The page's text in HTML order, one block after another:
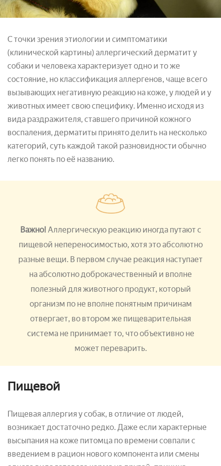
С точки зрения этиологии и симптоматики
(клинической картины) аллергический дерматит у
собаки и человека характеризует одно и то же
состояние, но классификация аллергенов, чаще всего
вызывающих негативную реакцию на коже, у людей и у
животных имеет свою специфику. Именно исходя из
вида раздражителя, ставшего причиной кожного
воспаления, дерматиты принято делить на несколько
категорий, суть каждой такой разновидности обычно
легко понять по её названию.
Важно! Аллергическую реакцию иногда путают с
пищевой непереносимостью, хотя это абсолютно
разные вещи. В первом случае реакция наступает
на абсолютно доброкачественный и вполне
полезный для животного продукт, который
организм по не вполне понятным причинам
отвергает, во втором же пищеварительная
система не принимает то, что объективно не
может переварить.
Пищевой
Пищевая аллергия у собак, в отличие от людей,
возникает достаточно редко. Даже если характерные
высыпания на коже питомца по времени совпали с
введением в рацион нового компонента или смены